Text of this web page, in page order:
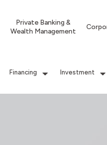
Private Banking &
Wealth Management
Financing Investment